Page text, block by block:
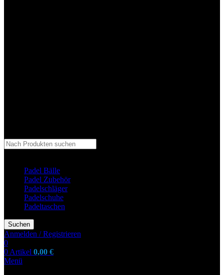
Padel Bälle
Padel Zubehör
Padelschläger
Padelschuhe
Padeltaschen
Suchen
Anmelden / Registrieren
0
0 Artikel 0,00 €
Menü